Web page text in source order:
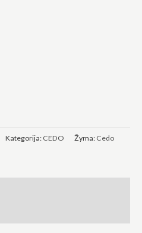
Kategorija: CEDO Žyma: Cedo